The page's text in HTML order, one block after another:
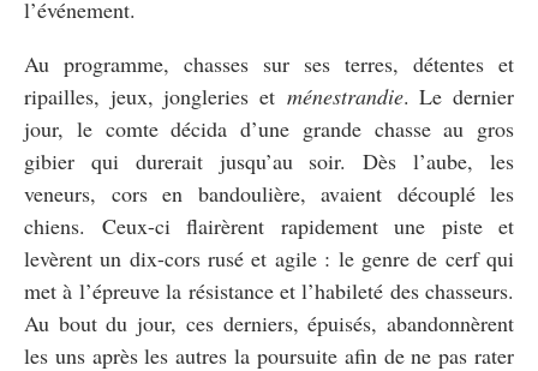
l’événement.
Au programme, chasses sur ses terres, détentes et
ripailles, jeux, jongleries et ménestrandie. Le dernier
jour, le comte décida d’une grande chasse au gros
gibier qui durerait jusqu’au soir. Dès l’aube, les
veneurs, cors en bandoulière, avaient découplé les
chiens. Ceux-ci flairèrent rapidement une piste et
levèrent un dix-cors rusé et agile : le genre de cerf qui
met à l’épreuve la résistance et l’habileté des chasseurs.
Au bout du jour, ces derniers, épuisés, abandonnèrent
les uns après les autres la poursuite afin de ne pas rater